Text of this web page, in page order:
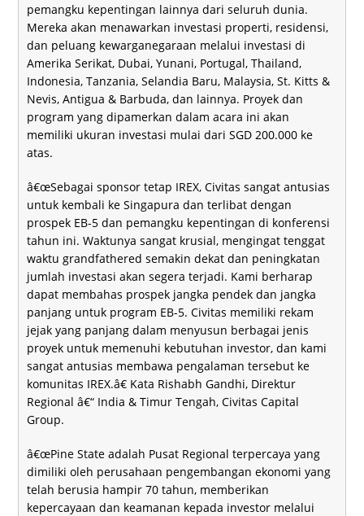
pemangku kepentingan lainnya dari seluruh dunia.
Mereka akan menawarkan investasi properti, residensi,
dan peluang kewarganegaraan melalui investasi di
Amerika Serikat, Dubai, Yunani, Portugal, Thailand,
Indonesia, Tanzania, Selandia Baru, Malaysia, St. Kitts &
Nevis, Antigua & Barbuda, dan lainnya. Proyek dan
program yang dipamerkan dalam acara ini akan
memiliki ukuran investasi mulai dari SGD 200.000 ke
atas.
â€œSebagai sponsor tetap IREX, Civitas sangat antusias
untuk kembali ke Singapura dan terlibat dengan
prospek EB-5 dan pemangku kepentingan di konferensi
tahun ini. Waktunya sangat krusial, mengingat tenggat
waktu grandfathered semakin dekat dan peningkatan
jumlah investasi akan segera terjadi. Kami berharap
dapat membahas prospek jangka pendek dan jangka
panjang untuk program EB-5. Civitas memiliki rekam
jejak yang panjang dalam menyusun berbagai jenis
proyek untuk memenuhi kebutuhan investor, dan kami
sangat antusias membawa pengalaman tersebut ke
komunitas IREX.â€ Kata Rishabh Gandhi, Direktur
Regional â€“ India & Timur Tengah, Civitas Capital
Group.
â€œPine State adalah Pusat Regional terpercaya yang
dimiliki oleh perusahaan pengembangan ekonomi yang
telah berusia hampir 70 tahun, memberikan
kepercayaan dan keamanan kepada investor melalui